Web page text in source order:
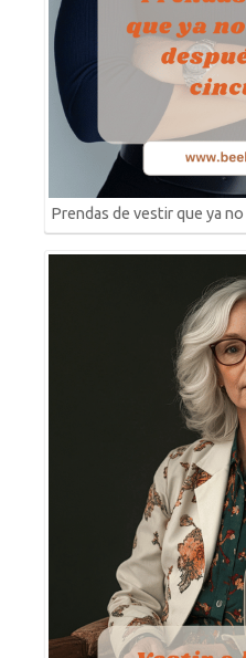
Prendas de vestir que ya